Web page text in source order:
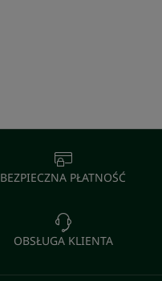
BEZPIECZNA PŁATNOŚĆ
OBSŁUGA KLIENTA